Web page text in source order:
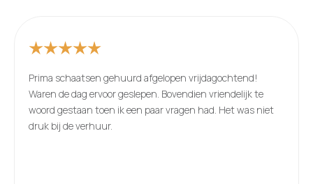
Prima schaatsen gehuurd afgelopen vrijdagochtend!
Waren de dag ervoor geslepen. Bovendien vriendelijk te
woord gestaan toen ik een paar vragen had. Het was niet
druk bij de verhuur.